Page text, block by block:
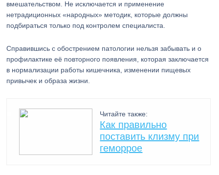
вмешательством. Не исключается и применение
нетрадиционных «народных» методик, которые должны
подбираться только под контролем специалиста.
Справившись с обострением патологии нельзя забывать и о
профилактике её повторного появления, которая заключается
в нормализации работы кишечника, изменении пищевых
привычек и образа жизни.
Читайте также:
Как правильно
поставить клизму при
геморрое